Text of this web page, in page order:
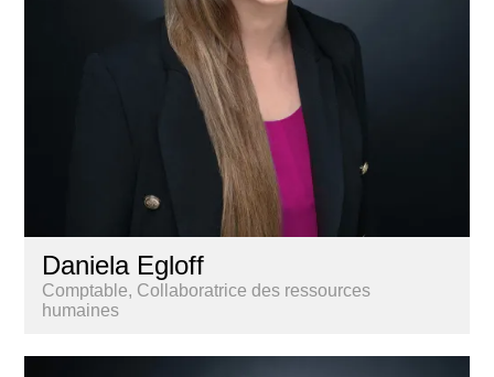
Daniela Egloff
Comptable, Collaboratrice des ressources
humaines